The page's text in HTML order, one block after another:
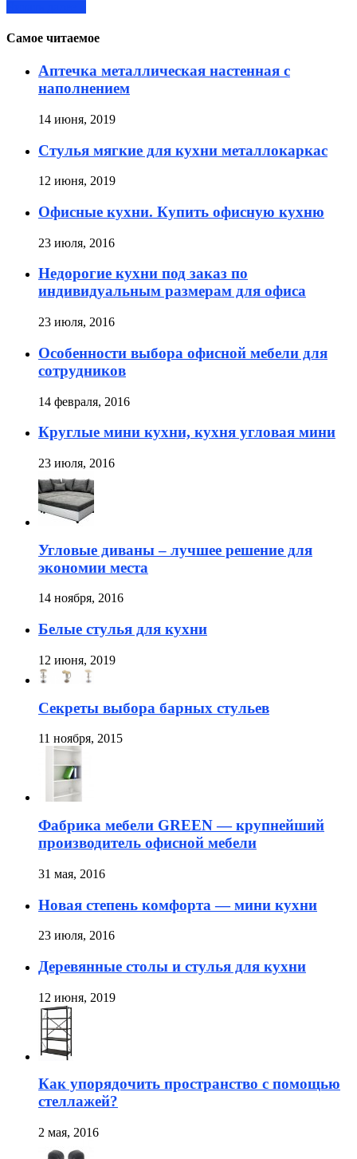
Самое читаемое
Аптечка металлическая настенная с
наполнением
14 июня, 2019
Стулья мягкие для кухни металлокаркас
12 июня, 2019
Офисные кухни. Купить офисную кухню
23 июля, 2016
Недорогие кухни под заказ по
индивидуальным размерам для офиса
23 июля, 2016
Особенности выбора офисной мебели для
сотрудников
14 февраля, 2016
Круглые мини кухни, кухня угловая мини
23 июля, 2016
Угловые диваны – лучшее решение для
экономии места
14 ноября, 2016
Белые стулья для кухни
12 июня, 2019
Секреты выбора барных стульев
11 ноября, 2015
Фабрика мебели GREEN — крупнейший
производитель офисной мебели
31 мая, 2016
Новая степень комфорта — мини кухни
23 июля, 2016
Деревянные столы и стулья для кухни
12 июня, 2019
Как упорядочить пространство с помощью
стеллажей?
2 мая, 2016